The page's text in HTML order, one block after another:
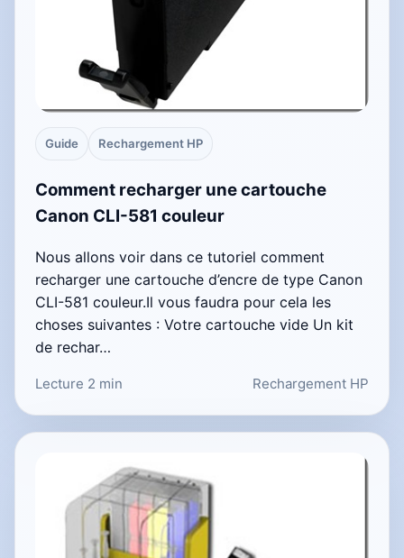
Guide Rechargement HP
Comment recharger une cartouche
Canon CLI-581 couleur
Nous allons voir dans ce tutoriel comment
recharger une cartouche d’encre de type Canon
CLI-581 couleur.Il vous faudra pour cela les
choses suivantes : Votre cartouche vide Un kit
de rechar…
Lecture 2 min Rechargement HP